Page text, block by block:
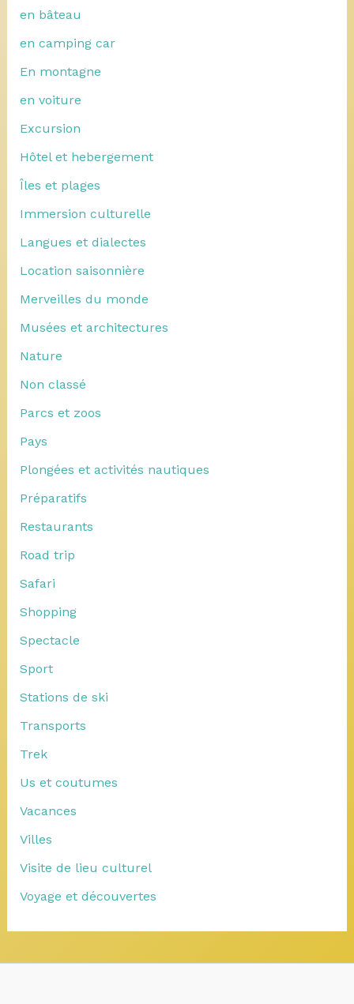
en bâteau
en camping car
En montagne
en voiture
Excursion
Hôtel et hebergement
Îles et plages
Immersion culturelle
Langues et dialectes
Location saisonnière
Merveilles du monde
Musées et architectures
Nature
Non classé
Parcs et zoos
Pays
Plongées et activités nautiques
Préparatifs
Restaurants
Road trip
Safari
Shopping
Spectacle
Sport
Stations de ski
Transports
Trek
Us et coutumes
Vacances
Villes
Visite de lieu culturel
Voyage et découvertes